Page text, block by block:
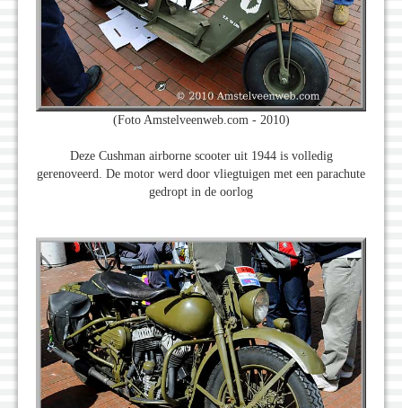
(Foto Amstelveenweb.com - 2010)
Deze Cushman airborne scooter uit 1944 is volledig
gerenoveerd. De motor werd door vliegtuigen met een parachute
gedropt in de oorlog